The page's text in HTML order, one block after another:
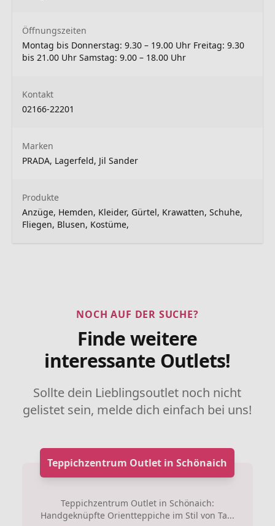
Öffnungszeiten
Montag bis Donnerstag: 9.30 – 19.00 Uhr Freitag: 9.30
bis 21.00 Uhr Samstag: 9.00 – 18.00 Uhr
Kontakt
02166-22201
Marken
PRADA, Lagerfeld, Jil Sander
Produkte
Anzüge, Hemden, Kleider, Gürtel, Krawatten, Schuhe,
Fliegen, Blusen, Kostüme,
NOCH AUF DER SUCHE?
Finde weitere
interessante Outlets!
Sollte dein Lieblingsoutlet noch nicht
gelistet sein, melde dich einfach bei uns!
Teppichzentrum Outlet in Schönaich
Teppichzentrum Outlet in Schönaich:
Handgeknüpfte Orientteppiche im Stil von Ta...